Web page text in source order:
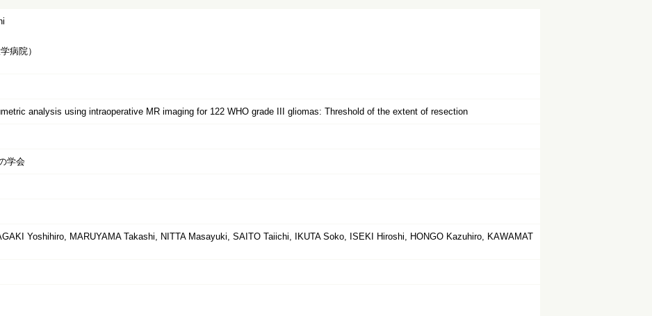
病院）
analysis using intraoperative MR imaging for 122 WHO grade III gliomas: Threshold of the extent of resection
学会
Yoshihiro, MARUYAMA Takashi, NITTA Masayuki, SAITO Taiichi, IKUTA Soko, ISEKI Hiroshi, HONGO Kazuhiro, KAWAMAT